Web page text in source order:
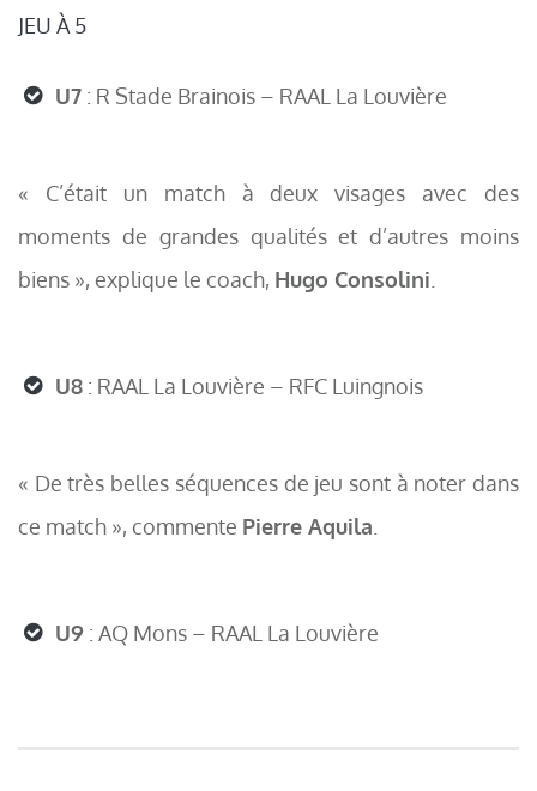
JEU À 5
U7 : R Stade Brainois – RAAL La Louvière
« C’était un match à deux visages avec des
moments de grandes qualités et d’autres moins
biens », explique le coach, Hugo Consolini
U8 : RAAL La Louvière – RFC Luingnois
« De très belles séquences de jeu sont à noter dans
ce match », commente Pierre Aquila
U9 : AQ Mons – RAAL La Louvière